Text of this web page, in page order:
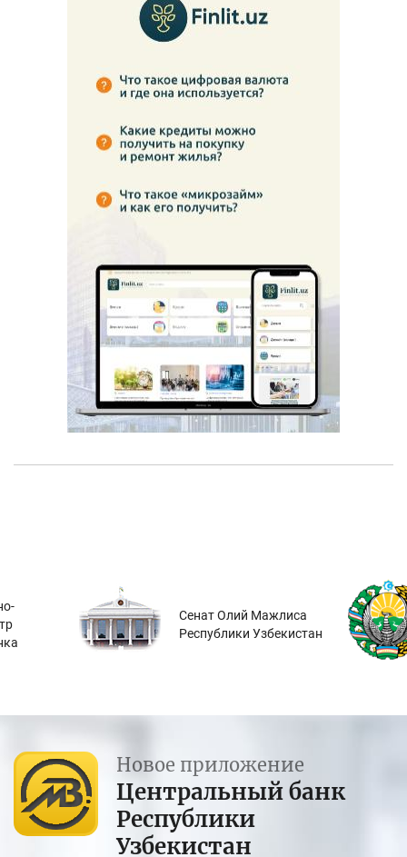
Сенат Олий Мажлиса
Республики Узбекистан
Новое приложение
Центральный банк
Республики
Узбекистан